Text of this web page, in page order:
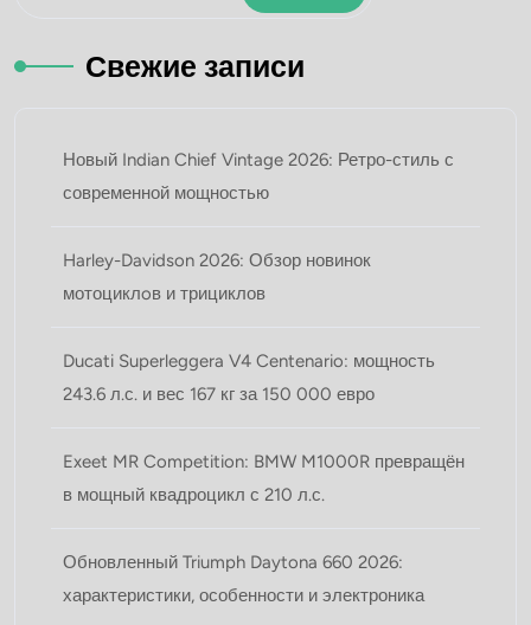
Свежие записи
Новый Indian Chief Vintage 2026: Ретро-стиль с
современной мощностью
Harley-Davidson 2026: Обзор новинок
мотоциклoв и трициклов
Ducati Superleggera V4 Centenario: мощность
243.6 л.с. и вес 167 кг за 150 000 евро
Exeet MR Competition: BMW M1000R превращён
в мощный квадроцикл с 210 л.с.
Обновленный Triumph Daytona 660 2026:
характеристики, особенности и электроника